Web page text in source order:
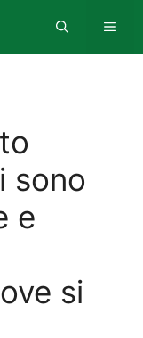
sono
e
si